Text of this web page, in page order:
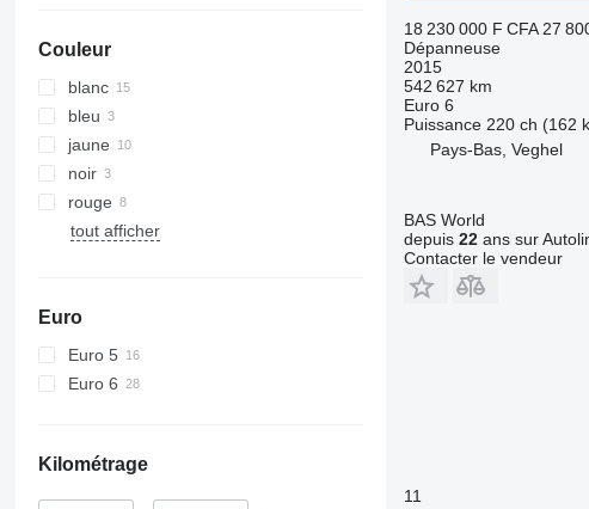
Couleur
blanc
bleu
jaune
noir
rouge
tout afficher
Euro
Euro 5
Euro 6
Kilométrage
18 230 000 F CFA 27
Dépanneuse
2015
542 627 km
Euro 6
Puissance 220 ch (162
Pays-Bas, Veghel
BAS World
depuis 22ans sur
Contacter le vendeur
11